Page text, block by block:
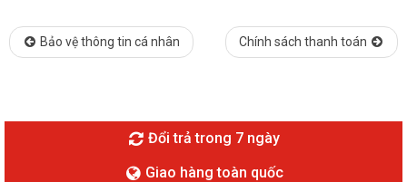
Bảo vệ thông tin cá nhân Chính sách thanh toán
Đổi trả trong 7 ngày
Giao hàng toàn quốc